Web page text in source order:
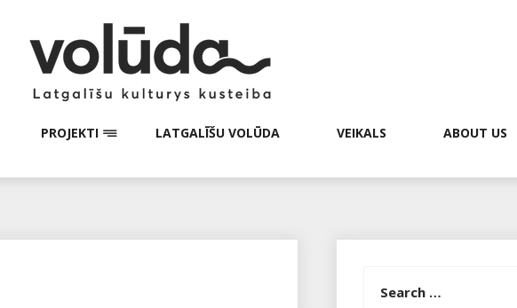
PROJEKTI LATGALĪŠU VOLŪDA VEIKALS ABOUT US
for: